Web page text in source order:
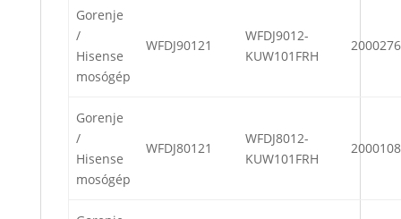
Gorenje
/
Hisense
mosógép
WFDJ90121
WFDJ9012-
KUW101FRH
Gorenje
/
Hisense
mosógép
WFDJ80121
WFDJ8012-
KUW101FRH